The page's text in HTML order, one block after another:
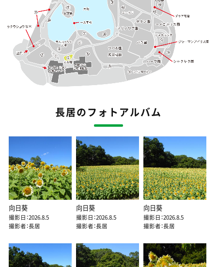
長居のフォトアルバム
向日葵
撮影日：2026.8.5
撮影者：長居
向日葵
撮影日：2026.8.5
撮影者：長居
向日葵
撮影日：2026.8.5
撮影者：長居